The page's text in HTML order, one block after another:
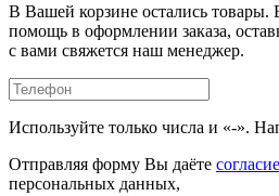
В Вашей корзине остались товары.
помощь в оформлении заказа,
с вами свяжется наш менеджер.
Используйте только числа и «-».
Отправляя форму Вы даёте согласие
персональных данных,